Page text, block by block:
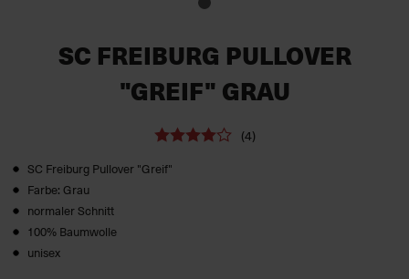
SC FREIBURG PULLOVER
"GREIF" GRAU
(4)
SC Freiburg Pullover "Greif"
Farbe: Grau
normaler Schnitt
100% Baumwolle
unisex